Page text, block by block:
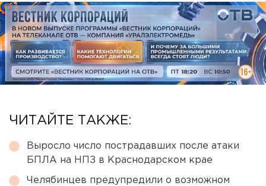
ЧИТАЙТЕ ТАКЖЕ:
Выросло число пострадавших после атаки
БПЛА на НПЗ в Краснодарском крае
Челябинцев предупредили о возможном